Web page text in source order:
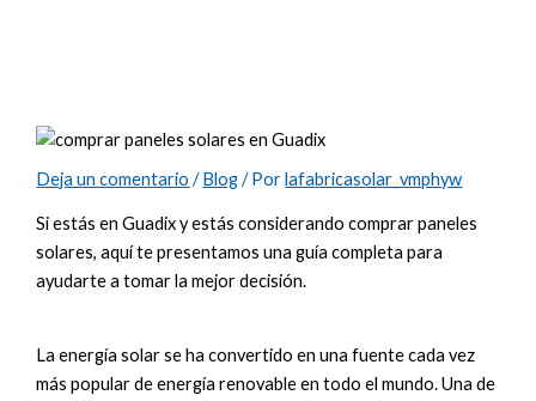
Deja un comentario /Blog/ Porlafabricasolar_vmphyw
Si estás en Guadix y estás considerando comprar paneles
solares, aquí te presentamos una guía completa para
ayudarte a tomar la mejor decisión.
La energía solar se ha convertido en una fuente cada vez
más popular de energía renovable en todo el mundo. Una de